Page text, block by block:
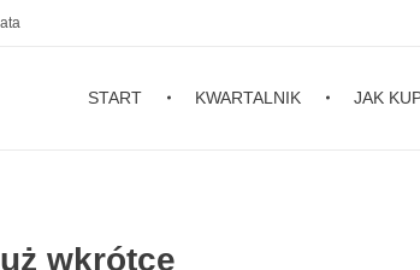
START KWARTALNIK JAK
wkrótce